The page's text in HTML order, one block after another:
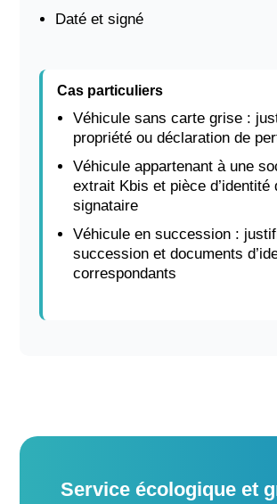
Daté et signé
Cas particuliers
Véhicule sans carte grise :
propriété ou déclaration de
Véhicule appartenant à une
extrait Kbis et pièce d’identité
signataire
Véhicule en succession :
succession et documents
correspondants
Service écologique et